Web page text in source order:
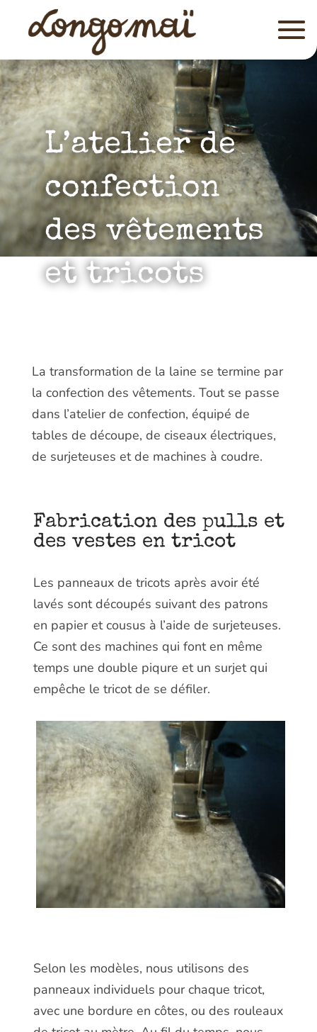
L’atelier de
confection
des vêtements
et tricots
La transformation de la laine se termine par
la confection des vêtements. Tout se passe
dans l’atelier de confection, équipé de
tables de découpe, de ciseaux électriques,
de surjeteuses et de machines à coudre.
Fabrication des pulls et
des vestes en tricot
Les panneaux de tricots après avoir été
lavés sont découpés suivant des patrons
en papier et cousus à l’aide de surjeteuses.
Ce sont des machines qui font en même
temps une double piqure et un surjet qui
empêche le tricot de se défiler.
Selon les modèles, nous utilisons des
panneaux individuels pour chaque tricot,
avec une bordure en côtes, ou des rouleaux